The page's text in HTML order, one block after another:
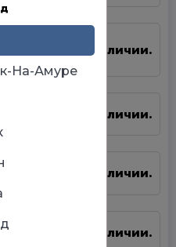
Нет в наличии.
Нет в наличии.
Нет в наличии.
Нет в наличии.
На-Амуре